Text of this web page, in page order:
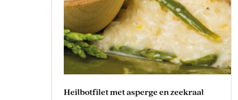
Heilbotfilet met asperge en zeekraal